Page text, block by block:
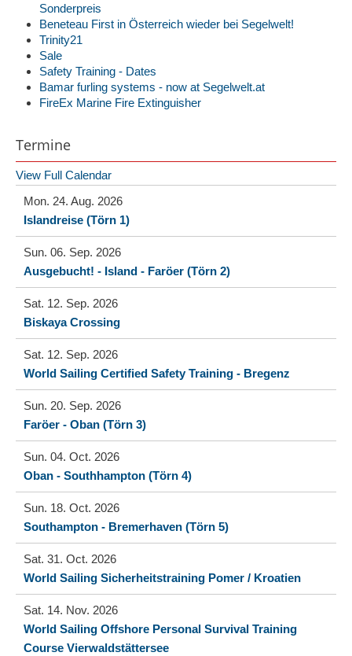
Sonderpreis
Beneteau First in Österreich wieder bei Segelwelt!
Trinity21
Sale
Safety Training - Dates
Bamar furling systems - now at Segelwelt.at
FireEx Marine Fire Extinguisher
Termine
View Full Calendar
Mon. 24. Aug. 2026
Islandreise (Törn 1)
Sun. 06. Sep. 2026
Ausgebucht! - Island - Faröer (Törn 2)
Sat. 12. Sep. 2026
Biskaya Crossing
Sat. 12. Sep. 2026
World Sailing Certified Safety Training - Bregenz
Sun. 20. Sep. 2026
Faröer - Oban (Törn 3)
Sun. 04. Oct. 2026
Oban - Southhampton (Törn 4)
Sun. 18. Oct. 2026
Southampton - Bremerhaven (Törn 5)
Sat. 31. Oct. 2026
World Sailing Sicherheitstraining Pomer / Kroatien
Sat. 14. Nov. 2026
World Sailing Offshore Personal Survival Training
Course Vierwaldstättersee